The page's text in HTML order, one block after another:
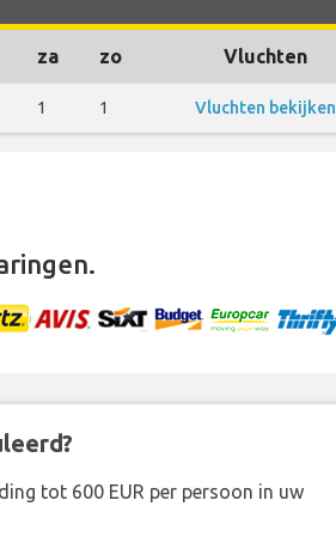
za zo Vluchten
1 1 Vluchten bekijken
tot 600 EUR per persoon in uw